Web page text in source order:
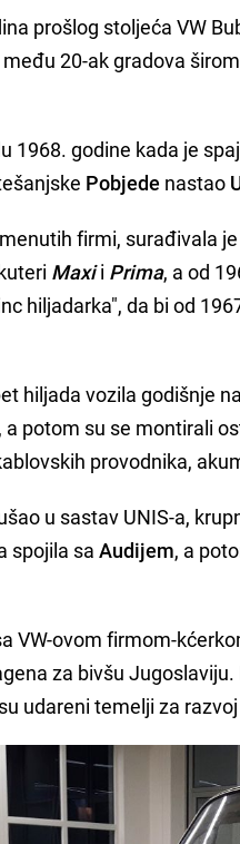
prošlog stoljeća VW
20-ak gradova
1968. godine kada je
Pobjede nastao
firmi, surađivala
Maxii Prima, a od
hiljadarka", da bi od
hiljada vozila godišnje
potom su se montirali
provodnika,
u sastav UNIS-a,
spojila saAudijem, a
VW-ovom firmom-
za bivšu
udareni temelji za